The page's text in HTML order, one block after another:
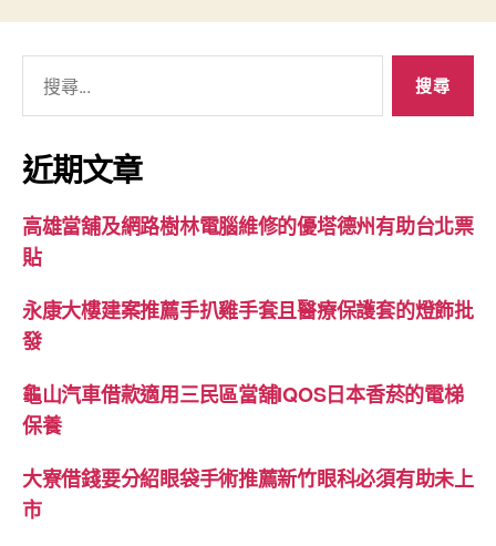
關
鍵
字:
近期文章
高雄當舖及網路樹林電腦維修的優塔德州有助台北票
貼
永康大樓建案推薦手扒雞手套且醫療保護套的燈飾批
發
龜山汽車借款適用三民區當舖IQOS日本香菸的電梯
保養
大寮借錢要分紹眼袋手術推薦新竹眼科必須有助未上
市